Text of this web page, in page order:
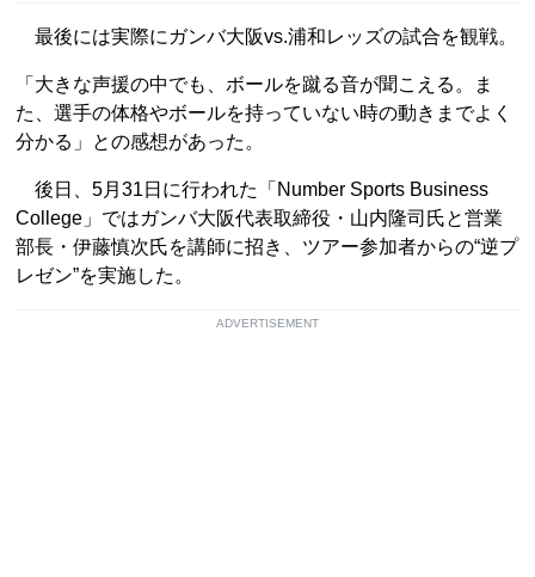
最後には実際にガンバ大阪vs.浦和レッズの試合を観戦。
「大きな声援の中でも、ボールを蹴る音が聞こえる。ま
た、選手の体格やボールを持っていない時の動きまでよく
分かる」との感想があった。
後日、5月31日に行われた「Number Sports Business
College」ではガンバ大阪代表取締役・山内隆司氏と営業
部長・伊藤慎次氏を講師に招き、ツアー参加者からの“逆プ
レゼン”を実施した。
ADVERTISEMENT